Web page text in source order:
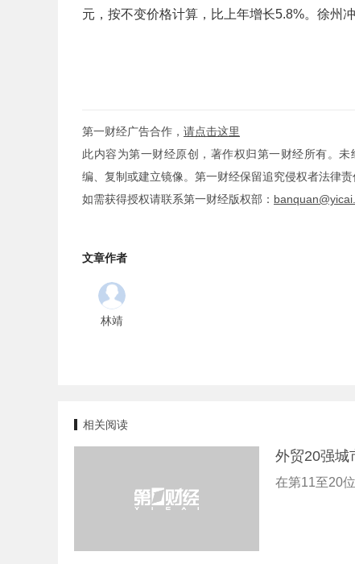
元，按不变价格计算，比上年增长5.8%。徐州冲
第一财经广告合作， 请点击这里
此内容为第一财经原创，著作权归第一财经所有。
编、复制或建立镜像。第一财经保留追究侵权者法律责
如需获得授权请联系第一财经版权部：
文章作者
林靖
相关阅读
外贸20强城
在第11至20